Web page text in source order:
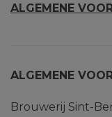
ALGEMENE
ALGEMENE
Brouwerij Sint-